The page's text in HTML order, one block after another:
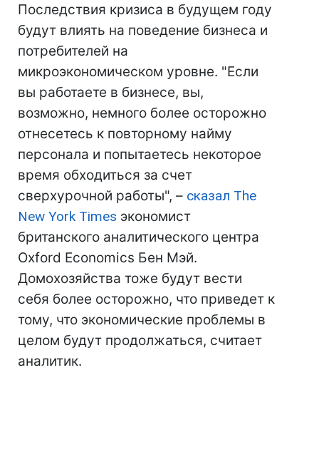
Последствия кризиса в будущем году
будут влиять на поведение бизнеса и
потребителей на
микроэкономическом уровне. "Если
вы работаете в бизнесе, вы,
возможно, немного более осторожно
отнесетесь к повторному найму
персонала и попытаетесь некоторое
время обходиться за счет
сверхурочной работы", – сказал The
New York Times экономист
британского аналитического центра
Oxford Economics Бен Мэй.
Домохозяйства тоже будут вести
себя более осторожно, что приведет к
тому, что экономические проблемы в
целом будут продолжаться, считает
аналитик.